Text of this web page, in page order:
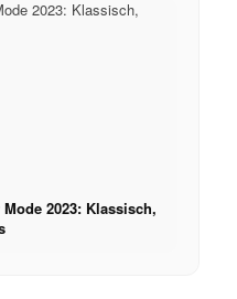
2023: Klassisch,